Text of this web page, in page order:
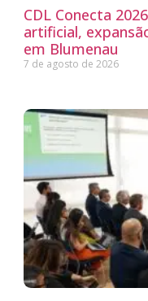
CDL Conecta
artificial,
em Blumenau
7 de agosto de 2026